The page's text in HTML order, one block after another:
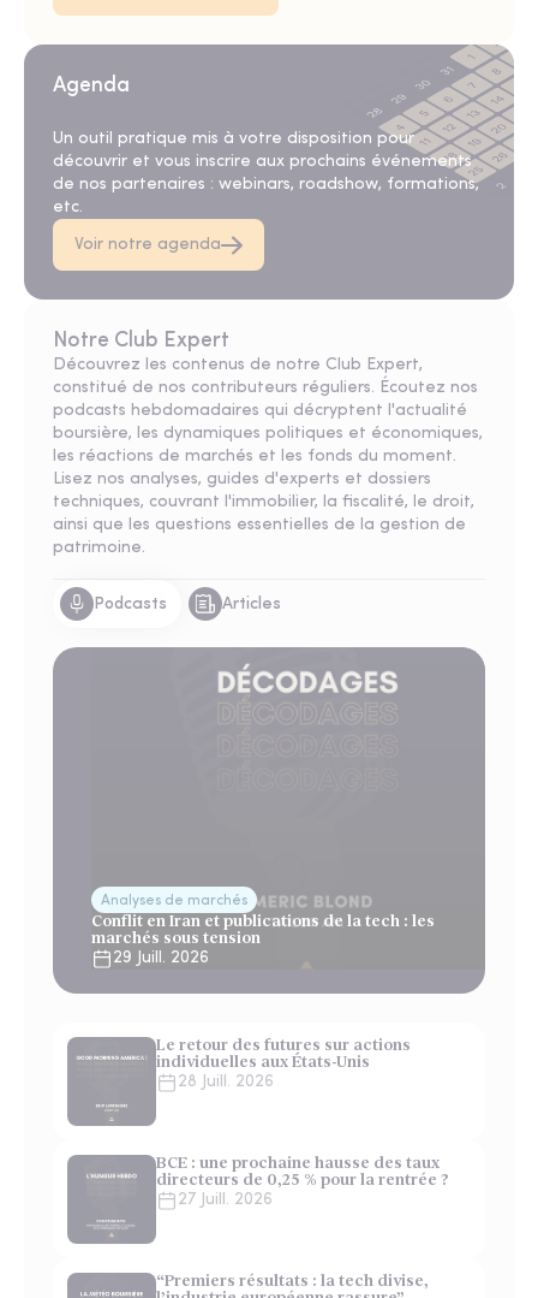
Agenda
Un outil pratique mis à votre disposition pour
découvrir et vous inscrire aux prochains événements
de nos partenaires : webinars, roadshow, formations,
etc.
Voir notre agenda
Notre Club Expert
Découvrez les contenus de notre Club Expert,
constitué de nos contributeurs réguliers. Écoutez nos
podcasts hebdomadaires qui décryptent l'actualité
boursière, les dynamiques politiques et économiques,
les réactions de marchés et les fonds du moment.
Lisez nos analyses, guides d'experts et dossiers
techniques, couvrant l'immobilier, la fiscalité, le droit,
ainsi que les questions essentielles de la gestion de
patrimoine.
Podcasts Articles
Le retour des futures sur actions
individuelles aux États-Unis
28 Juill. 2026
BCE : une prochaine hausse des taux
directeurs de 0,25 % pour la rentrée ?
27 Juill. 2026
“Premiers résultats : la tech divise,
Analyses de marchés
Conflit en Iran et publications de la tech : les
marchés sous tension
29 Juill. 2026